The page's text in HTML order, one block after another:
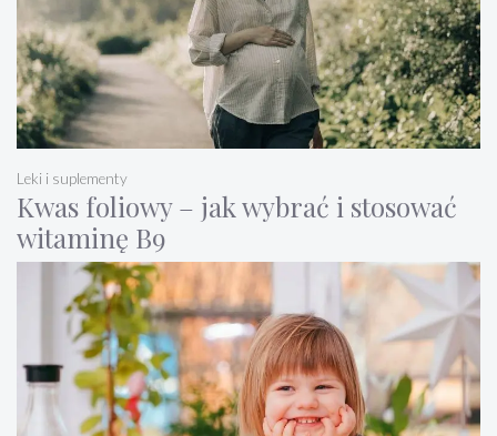
Kwas foliowy – jak wybrać i stosować
witaminę B9
Leki i suplementy